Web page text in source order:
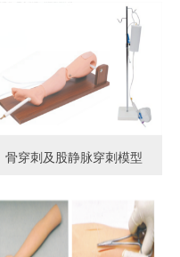
骨穿刺及股静脉穿刺模型